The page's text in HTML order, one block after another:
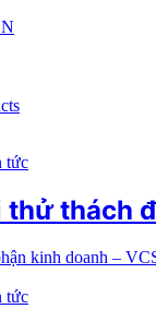
tức
thách
kinh doanh –
tức